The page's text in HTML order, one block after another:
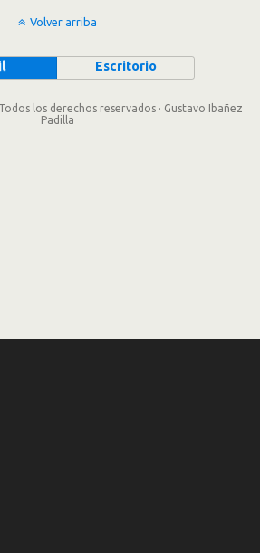
Volver arriba
Escritorio
los derechos reservados · Gustavo Ibañez
Padilla